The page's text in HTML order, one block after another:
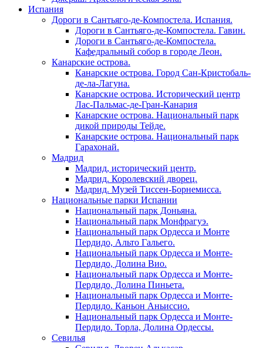
Испания
Дороги в Сантьяго-де-Компостела. Испания.
Дороги в Сантьяго-де-Компостела. Гавин.
Дороги в Сантьяго-де-Компостела.
Кафедральный собор в городе Леон.
Канарские острова.
Канарские острова. Город Сан-Кристобаль-
де-ла-Лагуна.
Канарские острова. Исторический центр
Лас-Пальмас-де-Гран-Канария
Канарские острова. Национальный парк
дикой природы Тейде.
Канарские острова. Национальный парк
Гарахонай.
Мадрид
Мадрид, исторический центр.
Мадрид. Королевский дворец.
Мадрид. Музей Тиссен-Борнемисса.
Национальные парки Испании
Национальный парк Доньяна.
Национальный парк Монфрагуэ.
Национальный парк Ордесса и Монте
Пердидо, Альто Гальего.
Национальный парк Ордесса и Монте-
Пердидо, Долина Вио.
Национальный парк Ордесса и Монте-
Пердидо, Долина Пиньета.
Национальный парк Ордесса и Монте-
Пердидо. Каньон Аньиссио.
Национальный парк Ордесса и Монте-
Пердидо. Торла, Долина Ордессы.
Севилья